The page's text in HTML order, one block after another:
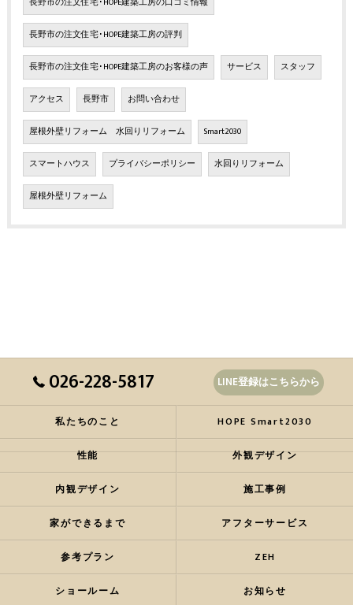
長野市の注文住宅･HOPE建築工房の評判
長野市の注文住宅･HOPE建築工房のお客様の声 サービス スタッフ
アクセス 長野市 お問い合わせ
屋根外壁リフォーム 水回りリフォーム Smart2030
スマートハウス プライバシーポリシー 水回りリフォーム
屋根外壁リフォーム
026-228-5817 LINE登録はこちらから
私たちのこと HOPE Smart2030
性能 外観デザイン
内観デザイン 施工事例
家ができるまで アフターサービス
参考プラン ZEH
ショールーム お知らせ